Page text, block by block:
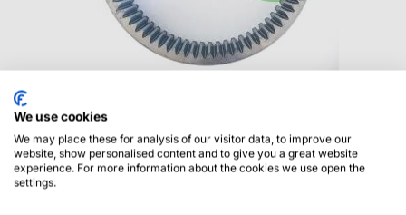
We use cookies
We may place these for analysis of our visitor data, to improve our
website, show personalised content and to give you a great website
experience. For more information about the cookies we use open the
settings.